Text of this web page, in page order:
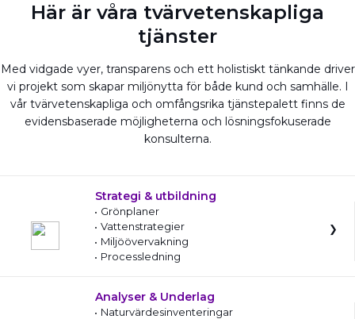
Här är våra tvärvetenskapliga
tjänster
Med vidgade vyer, transparens och ett holistiskt tänkande driver
vi projekt som skapar miljönytta för både kund och samhälle. I
vår tvärvetenskapliga och omfångsrika tjänstepalett finns de
evidensbaserade möjligheterna och lösningsfokuserade
konsulterna.
Strategi & utbildning
Grönplaner
Vattenstrategier
Miljöövervakning
Processledning
Analyser & Underlag
Naturvärdesinventeringar